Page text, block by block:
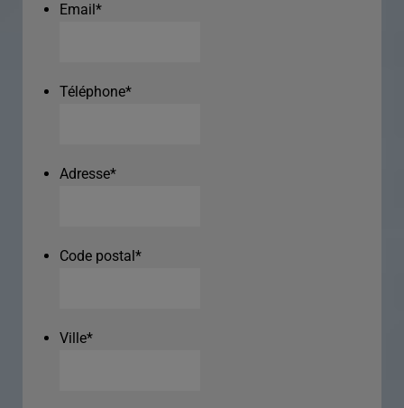
Email*
Téléphone*
Adresse*
Code postal*
Ville*